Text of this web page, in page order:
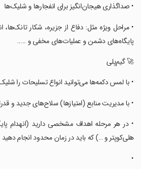
‏‏‏• صداگذاری هیجان‌انگیز برای انفجارها و شلیک‌ها
‏‏‏• مراحل ویژه مثل: دفاع از جزیره، شکار تانک‌ها،
پایگاه‌های دشمن و عملیات‌های مخفی و .....
‏‏‏🚀 گیم‌پلی
‏‏‏• با لمس دکمه‌ها می‌توانید انواع تسلیحات را
‏‏‏• با مدیریت منابع (امتیازها) سلاح‌های جدید و
‏‏‏• در هر مرحله اهداف مشخصی دارید (انهدام
هلی‌کوپتر و …) که باید در زمان محدود انجام دهید
‏‏‏•